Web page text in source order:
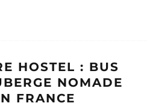
HOSTEL : BUS
NOMADE
FRANCE